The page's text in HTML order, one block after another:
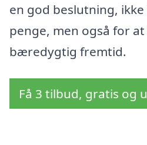
en god beslutning,
penge, men også for
bæredygtig fremtid.
Få 3 tilbud, gratis og